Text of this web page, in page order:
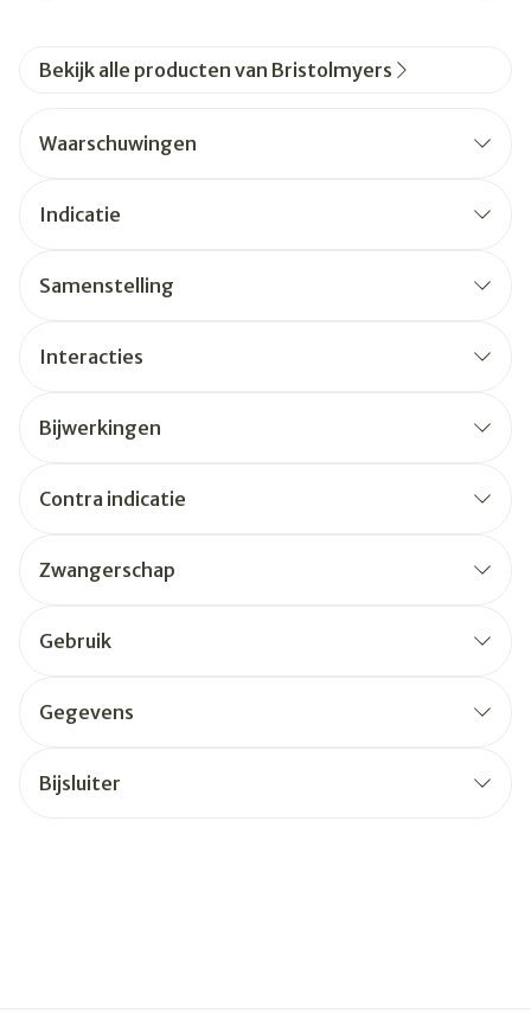
Bekijk alle producten van Bristolmyers
Waarschuwingen
Indicatie
Samenstelling
Interacties
Bijwerkingen
Contra indicatie
Zwangerschap
Gebruik
Gegevens
Bijsluiter